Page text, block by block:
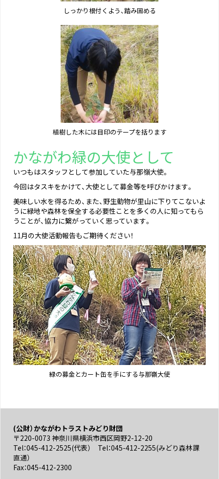
しっかり根付くよう、踏み固める
植樹した木には目印のテープを括ります
かながわ緑の大使として
いつもはスタッフとして参加していた与那嶺大使。
今回はタスキをかけて、大使として募金等を呼びかけます。
美味しい水を得るため、また、野生動物が里山に下りてこないよ
うに緑地や森林を保全する必要性ことを多くの人に知ってもら
うことが、協力に繋がっていく思っています。
11月の大使活動報告もご期待ください！
緑の募金とカート缶を手にする与那嶺大使
(公財）かながわトラストみどり財団
〒220-0073 神奈川県横浜市西区岡野2-12-20
Tel：045-412-2525(代表） Tel：045-412-2255(みどり森林課
直通）
Fax：045-412-2300